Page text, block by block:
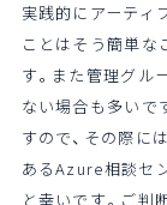
実践的にアーティ
ことはそう簡単な
す。また管理グル
ない場合も多いで
すので、その際に
あるAzure相談セ
と幸いです。ご判